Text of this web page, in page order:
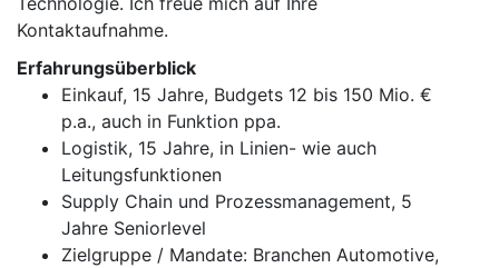
Kontaktaufnahme.
Erfahrungsüberblick
Einkauf, 15 Jahre, Budgets 12 bis 150 Mio. €
p.a., auch in Funktion ppa.
Logistik, 15 Jahre, in Linien- wie auch
Leitungsfunktionen
Supply Chain und Prozessmanagement, 5
Jahre Seniorlevel
Zielgruppe / Mandate: Branchen Automotive,